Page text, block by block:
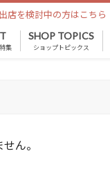
店を検討中の方はこちら
集
SHOP TOPICS
ショップトピックス
ん。